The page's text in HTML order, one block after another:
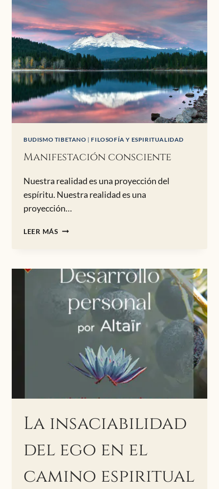
EN
EL
PLANO
ASTRAL
BUDISMO TIBETANO |FILOSOFÍA Y ESPIRITUALIDAD
Manifestación consciente
Nuestra realidad es una proyección del
espíritu. Nuestra realidad es una
proyección…
LEER MÁS MANIFESTACIÓN
La insaciabilidad
del ego en el
camino espiritual